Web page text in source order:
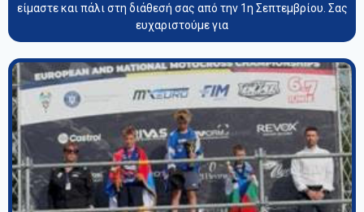
είμαστε και πάλι στη διάθεσή σας από την 1η Σεπτεμβρίου. Σας
ευχαριστούμε για